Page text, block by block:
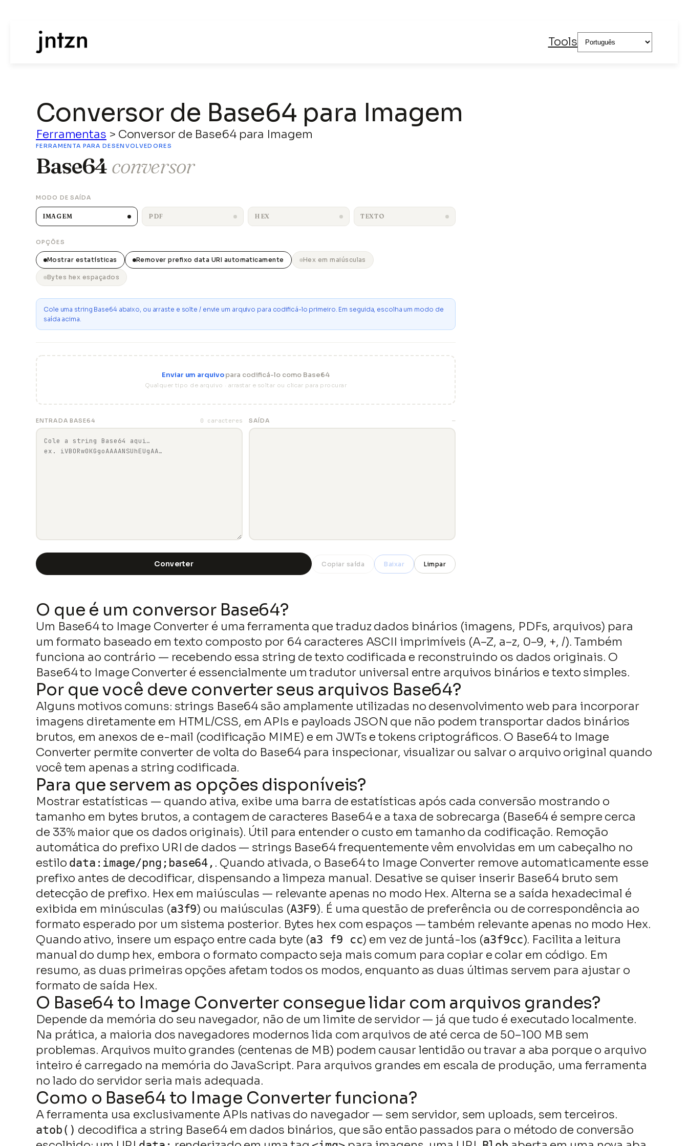
Tools Escolha
um
Conversor de Base64 para Imagem
Ferramentas > Conversor de Base64 para Imagem
FERRAMENTA PARA DESENVOLVEDORES
Base64conversor
MODO DE SAÍDA
IMAGEM PDF HEX TEXTO
OPÇÕES
Mostrar estatísticas Remover prefixo data URI automaticamente Hex em maiúsculas
Bytes hex espaçados
Cole uma string Base64 abaixo, ou arraste e solte / envie um arquivo para codificá-lo primeiro. Em seguida, escolha um modo de
saída acima.
Enviar um arquivopara codificá-lo como Base64
Qualquer tipo de arquivo · arrastar e soltar ou clicar para procurar
ENTRADA BASE64 0 caracteres SAÍDA —
Converter Copiar saída Baixar Limpar
O que é um conversor Base64?
Um Base64 to Image Converter é uma ferramenta que traduz dados binários (imagens, PDFs, arquivos) para
um formato baseado em texto composto por 64 caracteres ASCII imprimíveis (A–Z, a–z, 0–9, +, /). Também
funciona ao contrário — recebendo essa string de texto codificada e reconstruindo os dados originais. O
Base64 to Image Converter é essencialmente um tradutor universal entre arquivos binários e texto simples.
Por que você deve converter seus arquivos Base64?
Alguns motivos comuns: strings Base64 são amplamente utilizadas no desenvolvimento web para incorporar
imagens diretamente em HTML/CSS, em APIs e payloads JSON que não podem transportar dados binários
brutos, em anexos de e-mail (codificação MIME) e em JWTs e tokens criptográficos. O Base64 to Image
Converter permite converter de volta do Base64 para inspecionar, visualizar ou salvar o arquivo original quando
você tem apenas a string codificada.
Para que servem as opções disponíveis?
Mostrar estatísticas — quando ativa, exibe uma barra de estatísticas após cada conversão mostrando o
tamanho em bytes brutos, a contagem de caracteres Base64 e a taxa de sobrecarga (Base64 é sempre cerca
de 33% maior que os dados originais). Útil para entender o custo em tamanho da codificação. Remoção
automática do prefixo URI de dados — strings Base64 frequentemente vêm envolvidas em um cabeçalho no
estilo data:image/png;base64, . Quando ativada, o Base64 to Image Converter remove automaticamente esse
prefixo antes de decodificar, dispensando a limpeza manual. Desative se quiser inserir Base64 bruto sem
detecção de prefixo. Hex em maiúsculas — relevante apenas no modo Hex. Alterna se a saída hexadecimal é
exibida em minúsculas (a3f9) ou maiúsculas (A3F9). É uma questão de preferência ou de correspondência ao
formato esperado por um sistema posterior. Bytes hex com espaços — também relevante apenas no modo Hex.
Quando ativo, insere um espaço entre cada byte (a3 f9 cc) em vez de juntá-los (a3f9cc). Facilita a leitura
manual do dump hex, embora o formato compacto seja mais comum para copiar e colar em código. Em
resumo, as duas primeiras opções afetam todos os modos, enquanto as duas últimas servem para ajustar o
formato de saída Hex.
O Base64 to Image Converter consegue lidar com arquivos grandes?
Depende da memória do seu navegador, não de um limite de servidor — já que tudo é executado localmente.
Na prática, a maioria dos navegadores modernos lida com arquivos de até cerca de 50–100 MB sem
problemas. Arquivos muito grandes (centenas de MB) podem causar lentidão ou travar a aba porque o arquivo
inteiro é carregado na memória do JavaScript. Para arquivos grandes em escala de produção, uma ferramenta
no lado do servidor seria mais adequada.
Como o Base64 to Image Converter funciona?
A ferramenta usa exclusivamente APIs nativas do navegador — sem servidor, sem uploads, sem terceiros.
atob() decodifica a string Base64 em dados binários, que são então passados para o método de conversão